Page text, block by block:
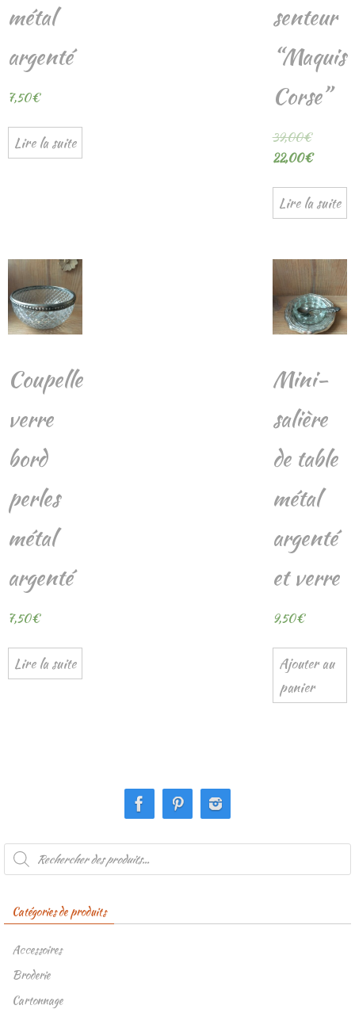
métal
argenté
7,50€
Lire la suite
senteur
“Maquis
Corse”
39,00€
22,00€
Lire la suite
Coupelle
verre
bord
perles
métal
argenté
7,50€
Lire la suite
Mini-
salière
de table
métal
argenté
et verre
9,50€
Ajouter au
panier
Recherche
produits
Catégories de produits
Accessoires
Broderie
Cartonnage